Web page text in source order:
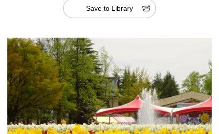
Save to Library